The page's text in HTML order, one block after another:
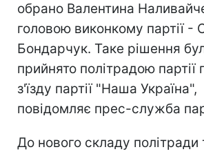
обрано Валентина
головою виконкому партії -
Бондарчук. Таке рішення
прийнято політрадою партії
з'їзду партії "Наша Україна",
повідомляє прес-служба
До нового складу політради